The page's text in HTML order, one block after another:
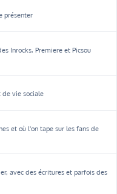
présenter
Inrocks, Premiere et Picsou
de vie sociale
et où l'on tape sur les fans de
avec des écritures et parfois des